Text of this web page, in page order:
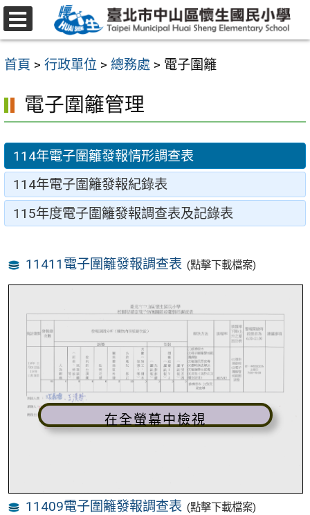
跳
至
要
容
首頁 > 行政單位 > 總務處 > 電子圍籬
電子圍籬管理
114年電子圍籬發報情形調查表
114年電子圍籬發報紀錄表
115年度電子圍籬發報調查表及記錄表
11411電子圍籬發報調查表 (點擊下載檔案)
在全螢幕中檢視
11409電子圍籬發報調查表 (點擊下載檔案)
選
單